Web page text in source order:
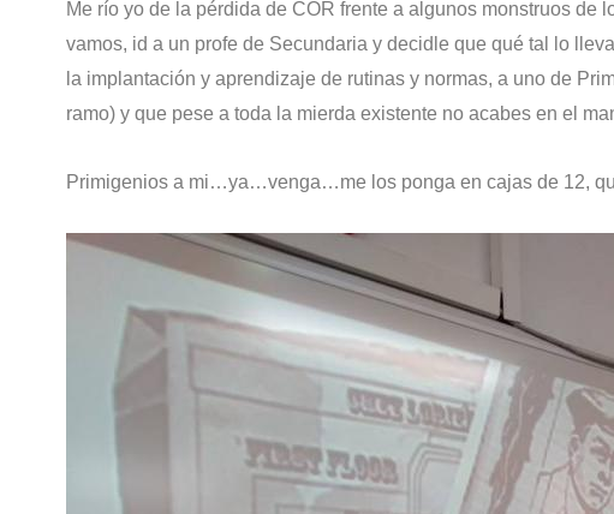
Me río yo de la pérdida de COR frente a algunos monstruos
vamos, id a un profe de Secundaria y decidle que qué tal lo
la implantación y aprendizaje de rutinas y normas, a uno de
ramo) y que pese a toda la mierda existente no acabes en el
Primigenios a mi…ya…venga…me los ponga en cajas de 12,